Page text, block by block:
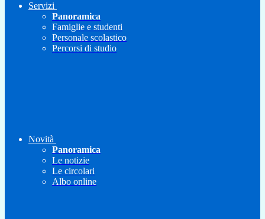
Servizi
Panoramica
Famiglie e studenti
Personale scolastico
Percorsi di studio
Novità
Panoramica
Le notizie
Le circolari
Albo online